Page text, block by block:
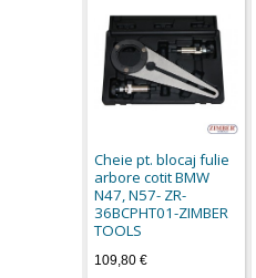
Cheie pt. blocaj fulie
arbore cotit BMW
N47, N57- ZR-
36BCPHT01-ZIMBER
TOOLS
109,80 €